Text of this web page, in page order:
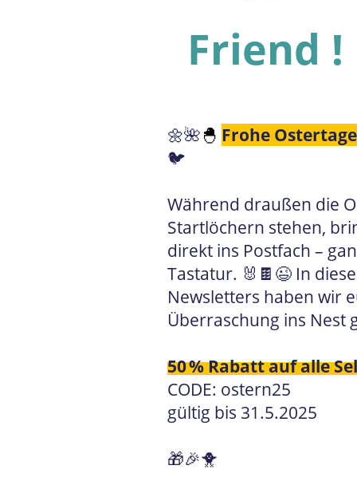
Friend !
🌼🌺 🐣 Frohe Ostertage
🐦
Während draußen die
Startlöchern stehen,
direkt ins Postfach –
Tastatur. 🐰🍫😉 In
Newsletters haben wir
Überraschung ins Nest
50 % Rabatt auf alle
CODE: ostern25
gültig bis 31.5.2025
🎁🎉🐥